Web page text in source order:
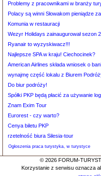
Problemy z pracownikami w branży
Polacy są winni Słowakom pieniądze
Komunia w restauracji
Wezyr Holidays zainaugurował sezon
Ryanair to wyzyskiwacz!!!
Najlepsze SPA w kraju! Ciechocinek?
American Airlines składa wniosek o
wynajmę część lokalu z Biurem
Do biur podróży!
Spółki PKP będą płacić za używanie
Znam Exim Tour
Eurorest - czy warto?
Cenya biletu PKP
rzetelność biura Silesia-tour
Ogłoszenia praca turystyka, w turystyce
© 2026 FORUM-
Korzystanie z serwisu oznacza